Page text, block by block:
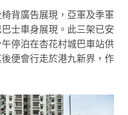
背廣告展現，亞軍及季軍
士車身展現。此三架已安
停泊在杏花村城巴車站供
便會行走於港九新界，作